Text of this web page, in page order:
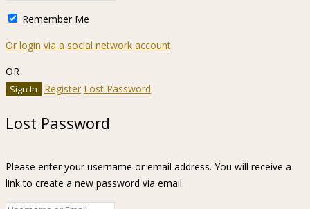
Remember Me
Or login via a social network account
OR
Register Lost Password
Lost Password
Please enter your username or email address. You will receive a
link to create a new password via email.